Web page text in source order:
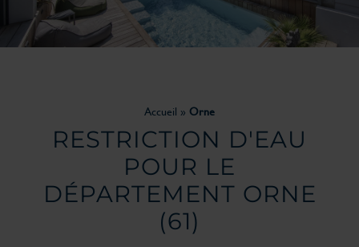
Accueil » Orne
RESTRICTION D'EAU
POUR LE
DÉPARTEMENT ORNE
(61)